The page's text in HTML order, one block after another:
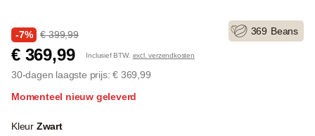
-7% € 399,99
€ 369,99 Inclusief BTW. excl. verzendkosten
30-dagen laagste prijs: € 369,99
369 Beans
Momenteel nieuw geleverd
Kleur Zwart